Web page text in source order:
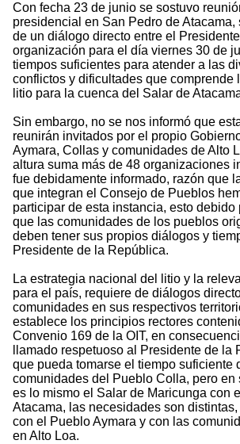
Con fecha 23 de junio se sostuvo
presidencial en San Pedro de
de un diálogo directo entre el
organización para el día viernes 30 de
tiempos suficientes para atender a las
conflictos y dificultades que comprende
litio para la cuenca del Salar de
Sin embargo, no se nos informó que
reunirán invitados por el propio
Aymara, Collas y comunidades de Alto
altura suma más de 48 organizaciones
fue debidamente informado, razón que
que integran el Consejo de Pueblos
participar de esta instancia, esto debido
que las comunidades de los pueblos
deben tener sus propios diálogos y
Presidente de la República.
La estrategia nacional del litio y la
para el país, requiere de diálogos
comunidades en sus respectivos
establece los principios rectores
Convenio 169 de la OIT, en
llamado respetuoso al Presidente de la
que pueda tomarse el tiempo suficiente
comunidades del Pueblo Colla, pero en
es lo mismo el Salar de Maricunga con
Atacama, las necesidades son
con el Pueblo Aymara y con las
en Alto Loa.